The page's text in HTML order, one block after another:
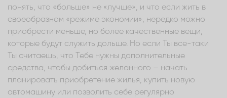
понять, что «больше» не «лучше», и что если жить в
своеобразном «режиме экономии», нередко можно
приобрести меньше, но более качественные вещи,
которые будут служить дольше. Но если Ты все-таки
Ты считаешь, что Тебе нужны дополнительные
средства, чтобы добиться желанного – начать
планировать приобретение жилья, купить новую
автомашину или позволить себе регулярно